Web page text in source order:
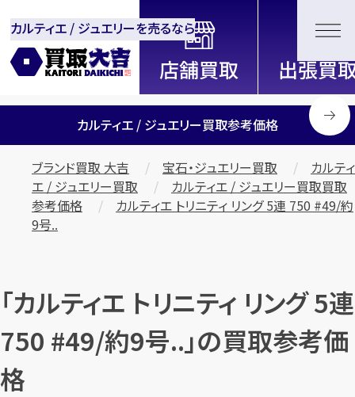
全国2200店舗以上展開中！信頼と実績の買取専門店「買取大
吉」
カルティエ / ジュエリーを売るなら
カルティエ / ジュエリー買取参考価格
ブランド買取 大吉 宝石・ジュエリー買取
カルティ
エ / ジュエリー買取
カルティエ / ジュエリー買取買取
参考価格
カルティエ トリニティ リング 5連 750 #49/約
9号..
「カルティエ トリニティ リング 5連
750 #49/約9号..」の買取参考価
格